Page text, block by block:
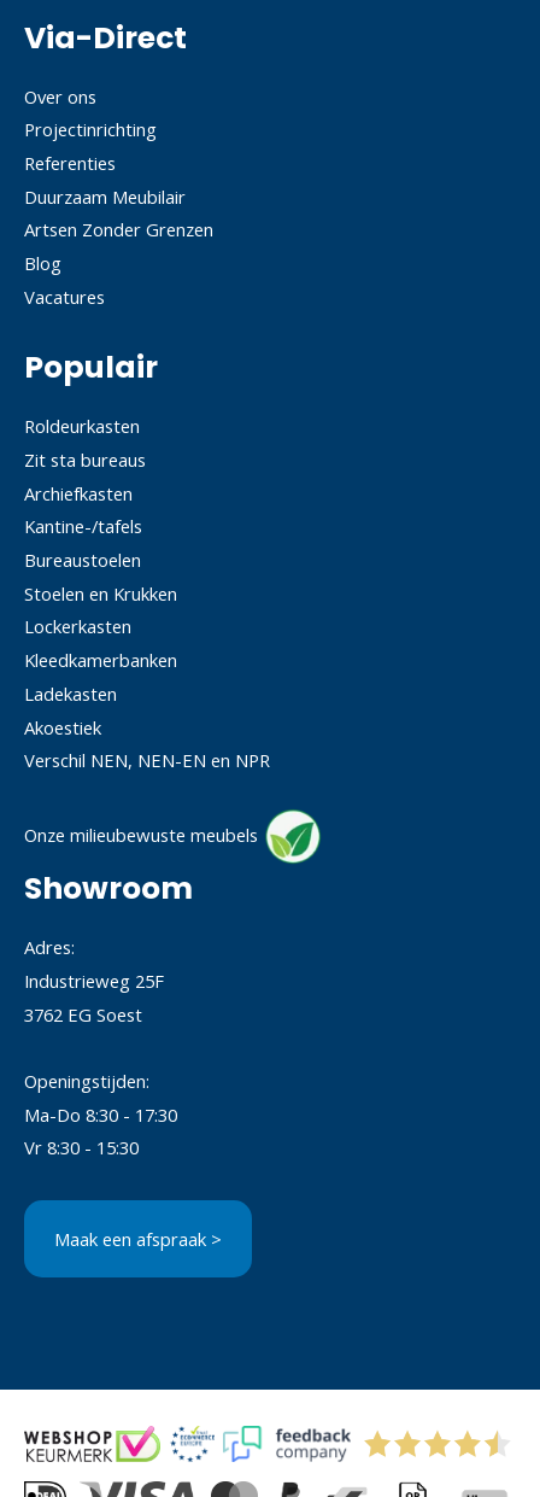
Via-Direct
Over ons
Projectinrichting
Referenties
Duurzaam Meubilair
Artsen Zonder Grenzen
Blog
Vacatures
Populair
Roldeurkasten
Zit sta bureaus
Archiefkasten
Kantine-/tafels
Bureaustoelen
Stoelen en Krukken
Lockerkasten
Kleedkamerbanken
Ladekasten
Akoestiek
Verschil NEN, NEN-EN en NPR
Onze milieubewuste meubels
Showroom
Adres:
Industrieweg 25F
3762 EG Soest
Openingstijden:
Ma-Do 8:30 - 17:30
Vr 8:30 - 15:30
Maak een afspraak >